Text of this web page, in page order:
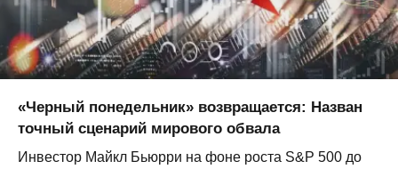
«Черный понедельник» возвращается: Назван
точный сценарий мирового обвала
Инвестор Майкл Бьюрри на фоне роста S&P 500 до